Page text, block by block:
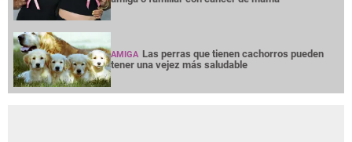
AMIGA Las perras que tienen cachorros pueden
tener una vejez más saludable